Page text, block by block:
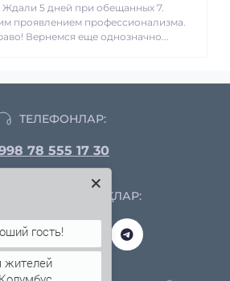
Ждали 5 дней при обещанных 7.
проявлением профессионализма.
Вернемся еще однозначно...
ТЕЛЕФОНЛАР:
78 555 17 30
ТАРМОҚЛАР:
жителей